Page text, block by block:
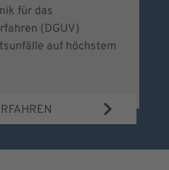
für das
(DGUV)
auf höchstem